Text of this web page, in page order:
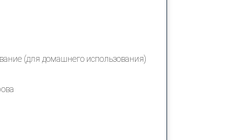
(для домашнего использования)